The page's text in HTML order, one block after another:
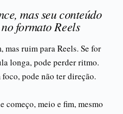
mas seu conteúdo
formato Reels
mas ruim para Reels. Se for
longa, pode perder ritmo.
pode não ter direção.
começo, meio e fim, mesmo